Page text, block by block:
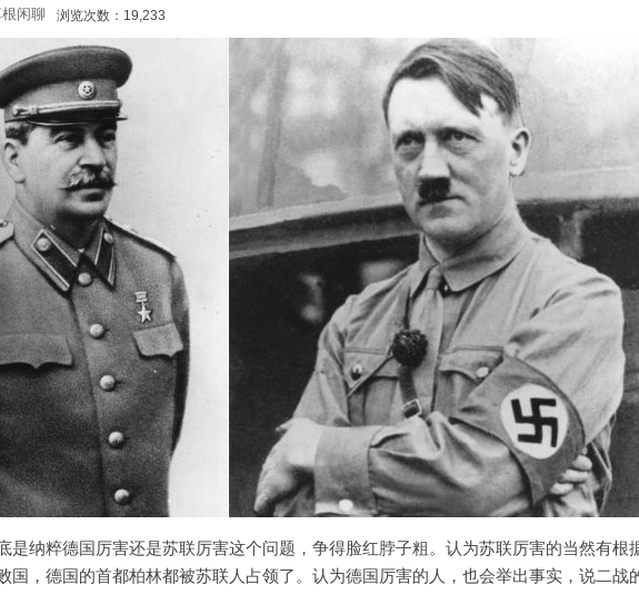
闲聊 浏览次数：19,233
是纳粹德国厉害还是苏联厉害这个问题，争得脸红脖子粗。认为苏联厉害的当然有根
国，德国的首都柏林都被苏联人占领了。认为德国厉害的人，也会举出事实，说二战